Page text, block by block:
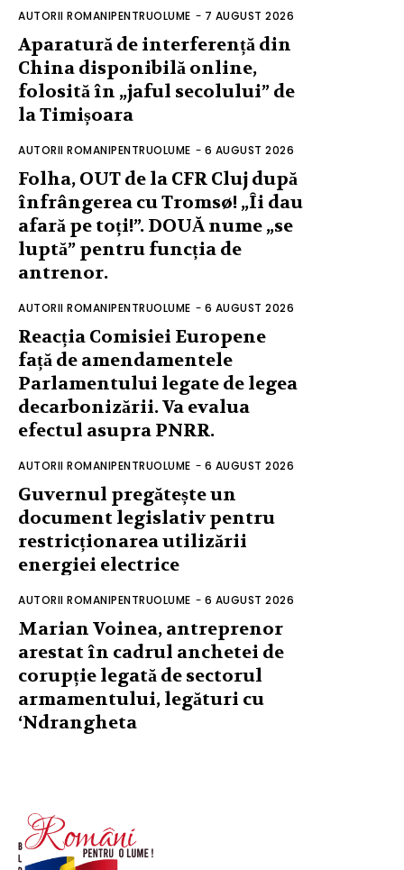
AUTORII ROMANIPENTRUOLUME - 7 AUGUST 2026
Aparatură de interferență din
China disponibilă online,
folosită în „jaful secolului” de
la Timișoara
AUTORII ROMANIPENTRUOLUME - 6 AUGUST 2026
Folha, OUT de la CFR Cluj după
înfrângerea cu Tromsø! „Îi dau
afară pe toți!”. DOUĂ nume „se
luptă” pentru funcția de
antrenor.
AUTORII ROMANIPENTRUOLUME - 6 AUGUST 2026
Reacția Comisiei Europene
față de amendamentele
Parlamentului legate de legea
decarbonizării. Va evalua
efectul asupra PNRR.
AUTORII ROMANIPENTRUOLUME - 6 AUGUST 2026
Guvernul pregătește un
document legislativ pentru
restricționarea utilizării
energiei electrice
AUTORII ROMANIPENTRUOLUME - 6 AUGUST 2026
Marian Voinea, antreprenor
arestat în cadrul anchetei de
corupție legată de sectorul
armamentului, legături cu
‘Ndrangheta